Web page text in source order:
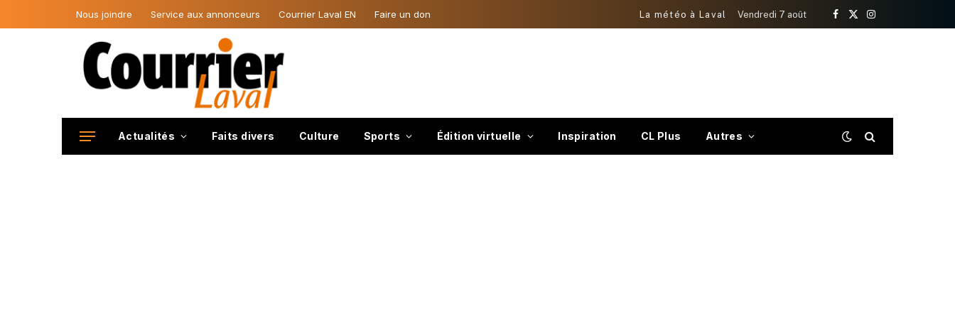
Nous joindre Service aux annonceurs Courrier Laval EN Faire un don La météo à Laval Vendredi 7 août
Facebook
X
Instagram
Actualités Faits divers Culture Sports Édition virtuelle Inspiration CL Plus Autres